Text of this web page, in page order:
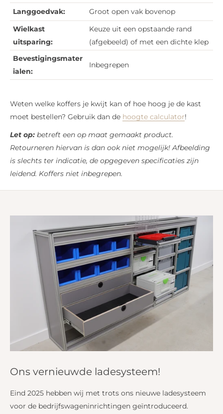
Langgoedvak:
Groot open vak bovenop
Wielkast
uitsparing:
Keuze uit een opstaande rand
(afgebeeld) of met een dichte klep
Bevestigingsmater
ialen:
Inbegrepen
Weten welke koffers je kwijt kan of hoe hoog je de kast
moet bestellen? Gebruik dan de hoogte calculator!
Let op: betreft een op maat gemaakt product.
Retourneren hiervan is dan ook niet mogelijk!Afbeelding
is slechts ter indicatie, de opgegeven specificaties zijn
leidend. Koffers niet inbegrepen.
Ons vernieuwde ladesysteem!
Eind 2025 hebben wij met trots ons nieuwe ladesysteem
voor de bedrijfswageninrichtingen geïntroduceerd.